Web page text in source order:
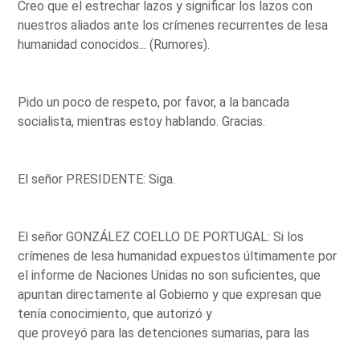
Creo que el estrechar lazos y significar los lazos con
nuestros aliados ante los crímenes recurrentes de lesa
humanidad conocidos... (Rumores).
Pido un poco de respeto, por favor, a la bancada
socialista, mientras estoy hablando. Gracias.
El señor PRESIDENTE: Siga.
El señor GONZÁLEZ COELLO DE PORTUGAL: Si los
crímenes de lesa humanidad expuestos últimamente por
el informe de Naciones Unidas no son suficientes, que
apuntan directamente al Gobierno y que expresan que
tenía conocimiento, que autorizó y
que proveyó para las detenciones sumarias, para las